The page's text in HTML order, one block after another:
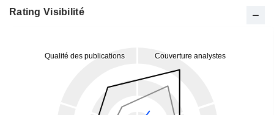
Rating Visibilité